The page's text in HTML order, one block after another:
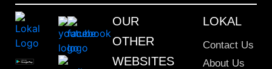
OUR
OTHER
WEBSITES
LOKAL
Contact Us
About Us